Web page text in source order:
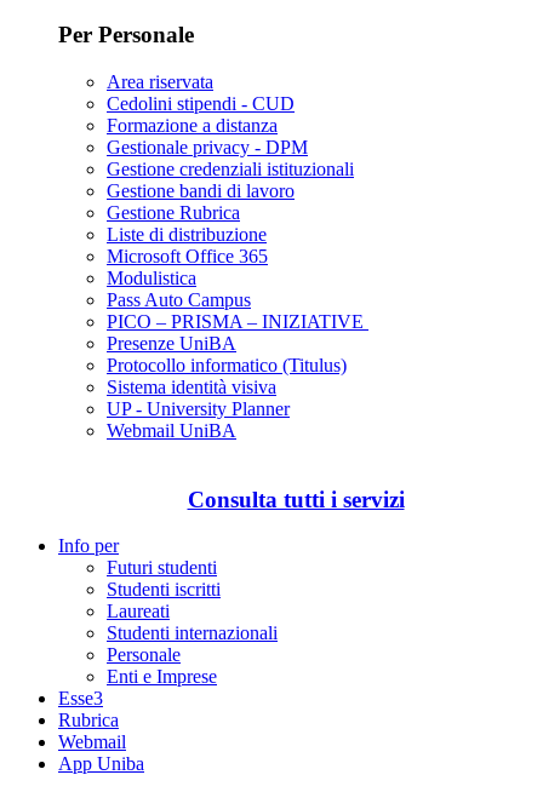
Per Personale
Area riservata
Cedolini stipendi - CUD
Formazione a distanza
Gestionale privacy - DPM
Gestione credenziali istituzionali
Gestione bandi di lavoro
Gestione Rubrica
Liste di distribuzione
Microsoft Office 365
Modulistica
Pass Auto Campus
PICO – PRISMA – INIZIATIVE
Presenze UniBA
Protocollo informatico (Titulus)
Sistema identità visiva
UP - University Planner
Webmail UniBA
Consulta tutti i servizi
Info per
Futuri studenti
Studenti iscritti
Laureati
Studenti internazionali
Personale
Enti e Imprese
Esse3
Rubrica
Webmail
App Uniba